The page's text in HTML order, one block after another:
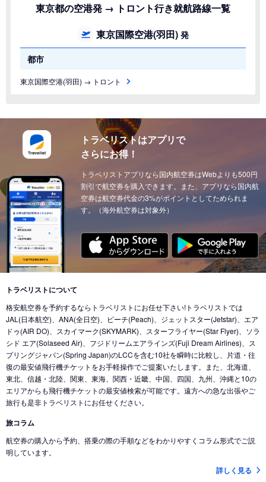
東京都の空港発 → トロント行き就航路線一覧
東京国際空港(羽田) 発
都市
東京国際空港(羽田) → トロント
トラベリストはアプリで
さらにお得！
トラベリストアプリなら国内航空券はWebよりも500円
割引で航空券を購入できます。また、アプリなら国内航
空券は航空券代金の3%がポイントとしてためられま
す。（海外航空券は対象外）
トラベリストについて
格安航空券を予約するならトラベリストにお任せ下さい!トラベリストでは
JAL(日本航空)、ANA(全日空)、ピーチ(Peach)、ジェットスター(Jetstar)、エア
ドゥ(AIR DO)、スカイマーク(SKYMARK)、スターフライヤー(Star Flyer)、ソラ
シド エア(Solaseed Air)、フジドリームエアラインズ(Fuji Dream Airlines)、ス
プリングジャパン(Spring Japan)のLCCを含む10社を瞬時に比較し、片道・往
復の最安値飛行機チケットをお手軽操作でご提案いたします。また、北海道、
東北、信越・北陸、関東、東海、関西・近畿、中国、四国、九州、沖縄と10の
エリアからも飛行機チケットの最安値検索が可能です。遠方への急な出張やご
旅行も是非トラベリストにお任せください。
旅コラム
航空券の購入から予約、搭乗の際の手順などをわかりやすくコラム形式でご説
明しています。
詳しく見る